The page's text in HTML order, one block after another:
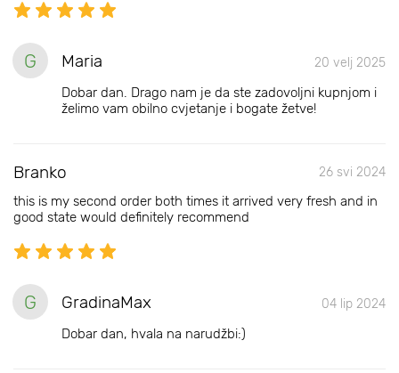
G Maria 20 velj 2025
Dobar dan. Drago nam je da ste zadovoljni kupnjom i
želimo vam obilno cvjetanje i bogate žetve!
Branko 26 svi 2024
this is my second order both times it arrived very fresh and in
good state would definitely recommend
G GradinaMax 04 lip 2024
Dobar dan, hvala na narudžbi:)